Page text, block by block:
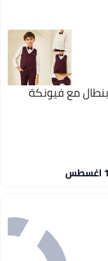
مع فيونكة